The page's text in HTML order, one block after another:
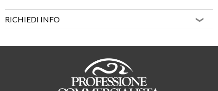
RICHIEDI INFO